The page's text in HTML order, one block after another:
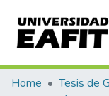
Communities &
Home Tesis de